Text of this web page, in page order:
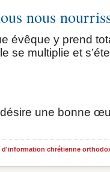
nous
évêque y prend
se multiplie et
une bonne
chrétienne